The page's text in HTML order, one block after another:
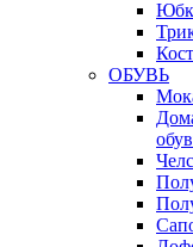
ОБУВЬ